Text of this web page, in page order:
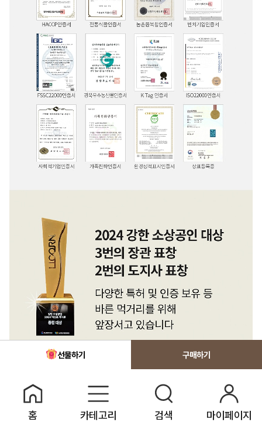
홈 카테고리 검색 마이페이지
선물하기